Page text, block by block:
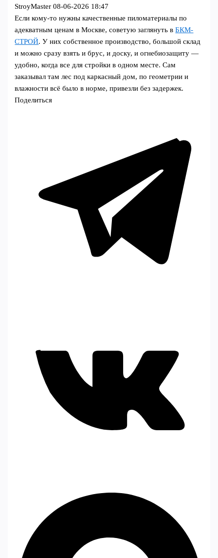
StroyMaster 08-06-2026 18:47
Если кому-то нужны качественные пиломатериалы по
адекватным ценам в Москве, советую заглянуть вБКМ-
СТРОЙ. У них собственное производство, большой склад
и можно сразу взять и брус, и доску, и огнебиозащиту —
удобно, когда все для стройки в одном месте. Сам
заказывал там лес под каркасный дом, по геометрии и
влажности всё было в норме, привезли без задержек.
Поделиться